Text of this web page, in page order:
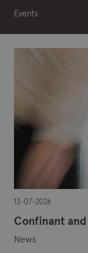
Events
13-07-2026
Confinant
News